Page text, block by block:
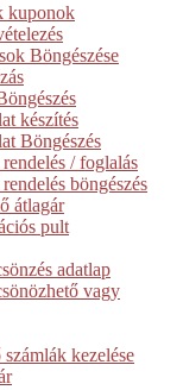
kuponok
Böngészése
készítés
Böngészés
/ foglalás
böngészés
átlagár
pult
adatlap
vagy
kezelése